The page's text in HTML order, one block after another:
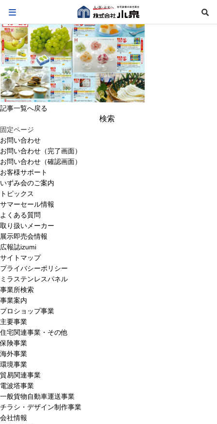
記事一覧へ戻る
索:
固定ページ
お問い合わせ
お問い合わせ（完了画面）
お問い合わせ（確認画面）
お客様サポート
いずみ会のご案内
トピックス
サマーセール情報
よくある質問
取り扱いメーカー
展示即売会情報
広報誌izumi
サイトマップ
プライバシーポリシー
ミラステンレスパネル
事業所検索
事業案内
プロショップ事業
主要事業
住宅関連事業・その他
保険事業
海外事業
環境事業
貿易関連事業
電波塔事業
一般貨物自動車運送事業
チラシ・デザイン制作事業
会社情報